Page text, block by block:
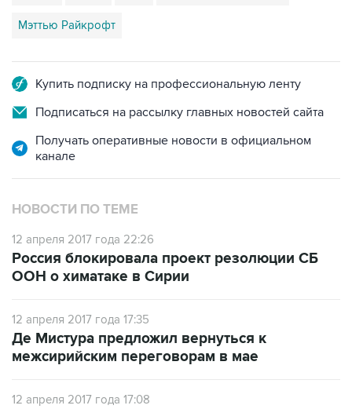
Мэттью Райкрофт
Купить подписку на профессиональную ленту
Подписаться на рассылку главных новостей сайта
Получать оперативные новости в официальном
канале
НОВОСТИ ПО ТЕМЕ
12 апреля 2017 года 22:26
Россия блокировала проект резолюции СБ
ООН о химатаке в Сирии
12 апреля 2017 года 17:35
Де Мистура предложил вернуться к
межсирийским переговорам в мае
12 апреля 2017 года 17:08